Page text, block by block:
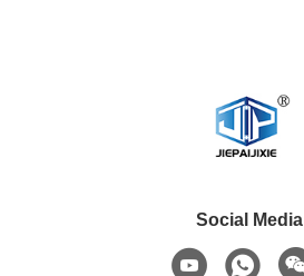
Social Media